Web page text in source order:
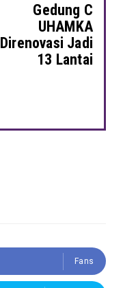
Gedung C
UHAMKA
Direnovasi Jadi
13 Lantai
Fans